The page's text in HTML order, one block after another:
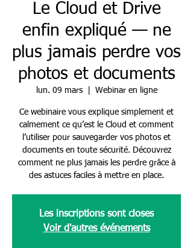
Le Cloud et Drive
enfin expliqué — ne
plus jamais perdre vos
photos et documents
lun. 09 mars
  |
Webinar en ligne
Ce webinaire vous explique simplement et
calmement ce qu’est le Cloud et comment
l’utiliser pour sauvegarder vos photos et
documents en toute sécurité. Découvrez
comment ne plus jamais les perdre grâce à
des astuces faciles à mettre en place.
Les inscriptions sont closes
Voir d'autres événements